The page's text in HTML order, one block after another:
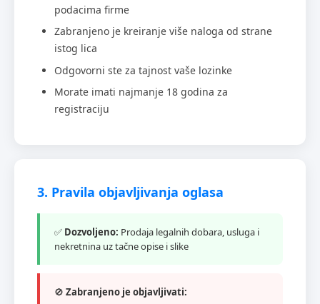
podacima firme
Zabranjeno je kreiranje više naloga od strane
istog lica
Odgovorni ste za tajnost vaše lozinke
Morate imati najmanje 18 godina za
registraciju
3. Pravila objavljivanja oglasa
✅ Dozvoljeno: Prodaja legalnih dobara, usluga i
nekretnina uz tačne opise i slike
🚫 Zabranjeno je objavljivati: